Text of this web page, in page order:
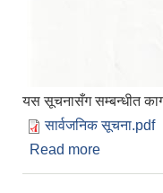
यस सूचनासँग सम्बन्धीत
सार्वजनिक सूचना.pdf
Read more